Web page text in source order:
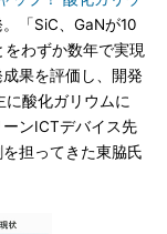
「SiC、GaNが10
をわずか数年で実現
果を評価し、開発
に酸化ガリウムに
ンICTデバイス先
担ってきた東脇氏